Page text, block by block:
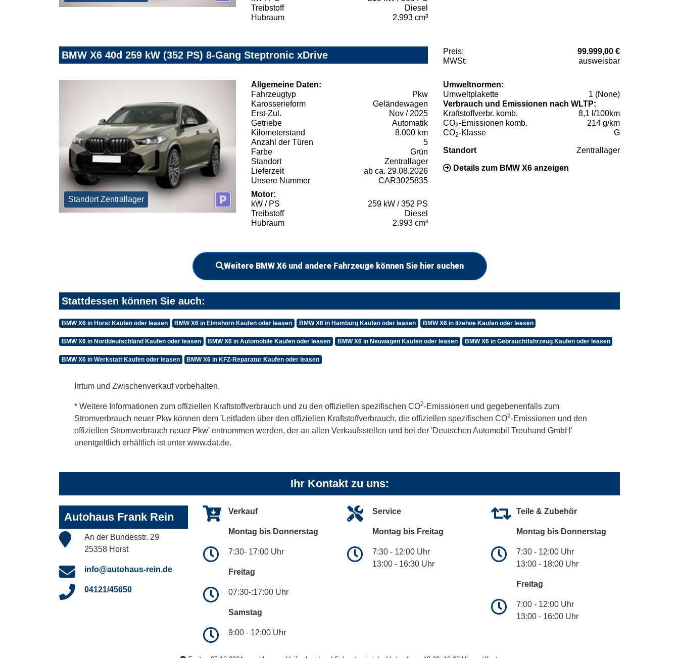
Treibstoff
Diesel
Hubraum
2.993 cm³
BMW X6 40d 259 kW (352 PS) 8-Gang Steptronic xDrive Preis:
99.999,00 €
MWSt:
ausweisbar
Standort Zentrallager
Allgemeine Daten:
Fahrzeugtyp
Pkw
Karosserieform
Geländewagen
Erst-Zul.
Nov / 2025
Getriebe
Automatik
Kilometerstand
8.000 km
Anzahl der Türen
5
Farbe
Grün
Standort
Zentrallager
Lieferzeit
ab ca. 29.08.2026
Unsere Nummer
CAR3025835
Motor:
kW / PS
259 kW / 352 PS
Treibstoff
Diesel
Hubraum
2.993 cm³
Umweltnormen:
Umweltplakette
1 (None)
Verbrauch und Emissionen nach WLTP:
Kraftstoffverbr. komb.
8,1 l/100km
CO2-Emissionen komb.
214 g/km
CO2-Klasse G
Standort Zentrallager
Details zum BMW X6 anzeigen
Weitere BMW X6 und andere Fahrzeuge können Sie hier suchen
Stattdessen können Sie auch:
BMW X6 in Horst Kaufen oder leasen BMW X6 in Elmshorn Kaufen oder leasen BMW X6 in Hamburg Kaufen oder leasen BMW X6 in Itzehoe Kaufen oder leasen
BMW X6 in Norddeutschland Kaufen oder leasen BMW X6 in Automobile Kaufen oder leasen BMW X6 in Neuwagen Kaufen oder leasen BMW X6 in Gebrauchtfahrzeug Kaufen oder leasen
BMW X6 in Werkstatt Kaufen oder leasen BMW X6 in KFZ-Reparatur Kaufen oder leasen
Irrtum und Zwischenverkauf vorbehalten.
* Weitere Informationen zum offiziellen Kraftstoffverbrauch und zu den offiziellen spezifischen CO2-Emissionen und gegebenenfalls zum
Stromverbrauch neuer Pkw können dem 'Leitfaden über den offiziellen Kraftstoffverbrauch, die offiziellen spezifischen CO2-Emissionen und den
offiziellen Stromverbrauch neuer Pkw' entnommen werden, der an allen Verkaufsstellen und bei der 'Deutschen Automobil Treuhand GmbH'
unentgeltlich erhältlich ist unter www.dat.de.
Ihr Kontakt zu uns:
Autohaus Frank Rein
An der Bundesstr. 29
25358 Horst
info@autohaus-rein.de
04121/45650
Verkauf
Montag bis Donnerstag
7:30- 17:00 Uhr
Freitag
07:30-:17:00 Uhr
Samstag
9:00 - 12:00 Uhr
Service
Montag bis Freitag
7:30 - 12:00 Uhr
13:00 - 16:30 Uhr
Teile & Zubehör
Montag bis Donnerstag
7:30 - 12:00 Uhr
13:00 - 18:00 Uhr
Freitag
7:00 - 12:00 Uhr
13:00 - 16:00 Uhr